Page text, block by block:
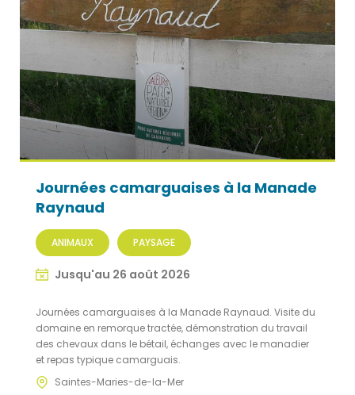
Journées camarguaises à la Manade
Raynaud
ANIMAUX PAYSAGE
Jusqu'au 26 août 2026
Journées camarguaises à la Manade Raynaud. Visite du
domaine en remorque tractée, démonstration du travail
des chevaux dans le bétail, échanges avec le manadier
et repas typique camarguais.
Saintes-Maries-de-la-Mer